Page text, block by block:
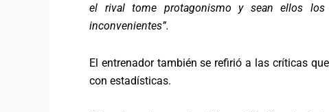
el rival tome protagonismo y sean ellos
inconvenientes”.
El entrenador también se refirió a las críticas
con estadísticas.